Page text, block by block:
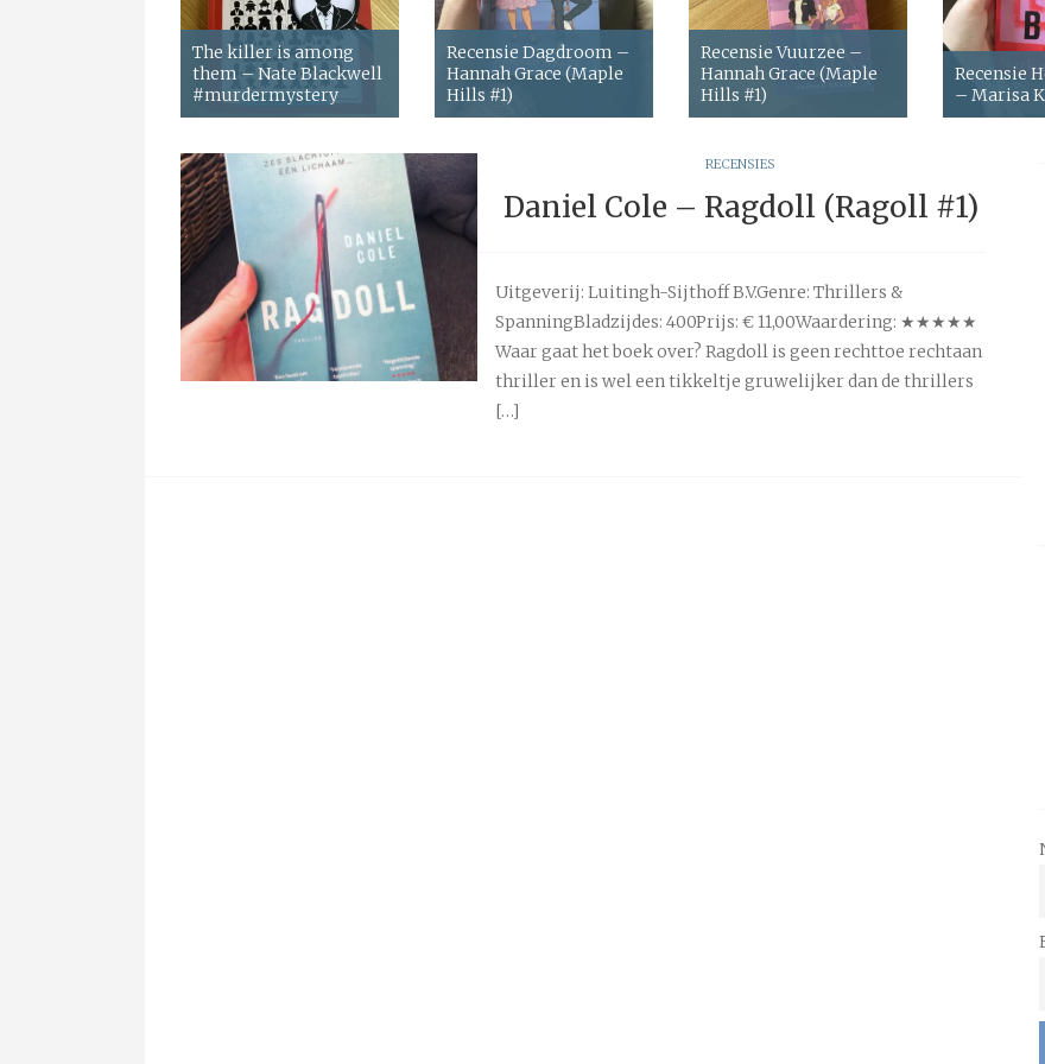
The killer is among
them – Nate Blackwell
#murdermystery
Recensie Dagdroom –
Hannah Grace (Maple
Hills #1)
Recensie Vuurzee –
Hannah Grace (Maple
Hills #1)
Recensie
– Marisa
RECENSIES
Daniel Cole – Ragdoll (Ragoll #1)
Uitgeverij: Luitingh-Sijthoff B.V.Genre: Thrillers &
SpanningBladzijdes: 400Prijs: € 11,00Waardering: ★★★★★
Waar gaat het boek over? Ragdoll is geen rechttoe rechtaan
thriller en is wel een tikkeltje gruwelijker dan de thrillers
[…]